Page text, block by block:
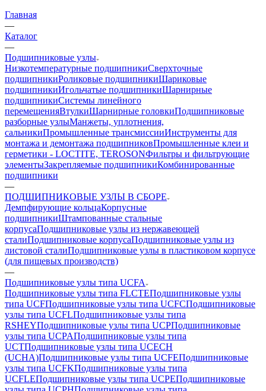
Главная
—
Каталог
—
Подшипниковые узлы
Низкотемпературные подшипникиСверхточные
подшипникиРоликовые подшипникиШариковые
подшипникиИгольчатые подшипникиШарнирные
подшипникиСистемы линейного
перемещенияВтулкиШарнирные головкиПодшипниковые
разборные узлыМанжеты, уплотнения,
сальникиПромышленные трансмиссииИнструменты для
монтажа и демонтажа подшипниковПромышленные клеи и
герметики - LOCTITE, TEROSONФильтры и фильтрующие
элементыЗакрепляемые подшипникиКомбинированные
подшипники
—
ПОДШИПНИКОВЫЕ УЗЛЫ В СБОРЕ
Демпфирующие кольцаКорпусные
подшипникиШтампованные стальные
корпусаПодшипниковые узлы из нержавеющей
сталиПодшипниковые корпусаПодшипниковые узлы из
листовой сталиПодшипниковые узлы в пластиковом корпусе
(для пищевых производств)
—
Подшипниковые узлы типа UCFA
Подшипниковые узлы типа FLCTEПодшипниковые узлы
типа UCFПодшипниковые узлы типа UCFCПодшипниковые
узлы типа UCFLПодшипниковые узлы типа
RSHEYПодшипниковые узлы типа UCPПодшипниковые
узлы типа UCPAПодшипниковые узлы типа
UCTПодшипниковые узлы типа UCECH
(UCHA)Подшипниковые узлы типа UCFEПодшипниковые
узлы типа UCFKПодшипниковые узлы типа
UCFLEПодшипниковые узлы типа UCPEПодшипниковые